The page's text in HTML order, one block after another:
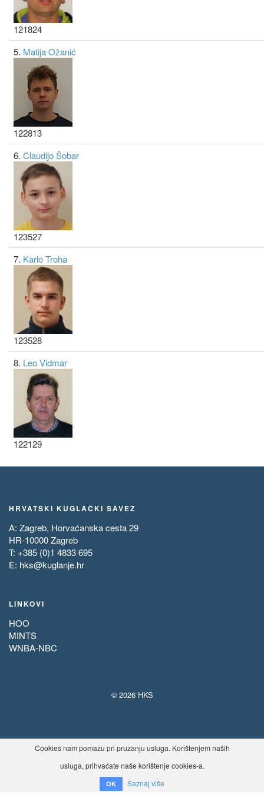
121824
5. Matija Ožanić
122813
6. Claudijo Šobar
123527
7. Karlo Troha
123528
8. Leo Vidmar
122129
HRVATSKI KUGLAČKI SAVEZ
A: Zagreb, Horvaćanska cesta 29
HR-10000 Zagreb
T: +385 (0)1 4833 695
E: hks@kuglanje.hr
LINKOVI
HOO
MINTS
WNBA-NBC
© 2026 HKS
Cookies nam pomažu pri pružanju usluga. Korištenjem naših
usluga, prihvaćate naše korištenje cookies-a.
OK Saznaj više